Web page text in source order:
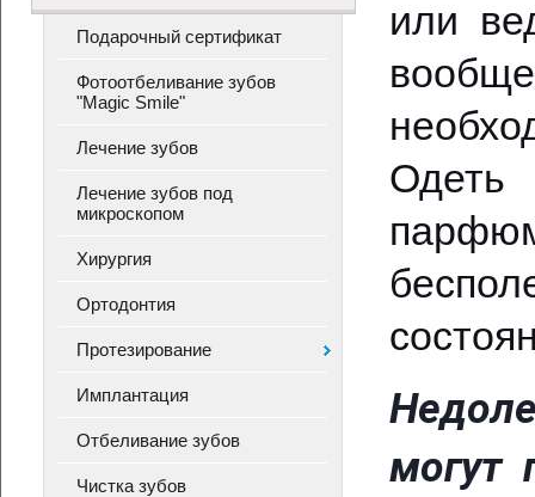
Подарочный сертификат
Фотоотбеливание зубов
"Magic Smile"
Лечение зубов
Лечение зубов под
микроскопом
Хирургия
Ортодонтия
Протезирование
Имплантация
Отбеливание зубов
Чистка зубов
или
Одеть
могут